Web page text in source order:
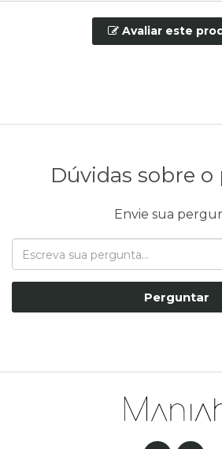
Avaliar este
Dúvidas sobre
Envie sua
Perguntar